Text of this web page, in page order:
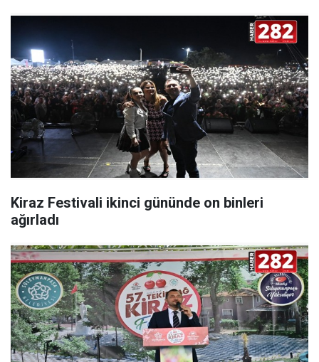
Kiraz Festivali ikinci gününde on binleri
ağırladı